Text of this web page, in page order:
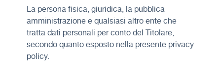
La persona fisica, giuridica, la pubblica
amministrazione e qualsiasi altro ente che
tratta dati personali per conto del Titolare,
secondo quanto esposto nella presente privacy
policy.